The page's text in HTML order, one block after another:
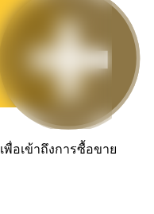
เพื่อเข้าถึงการซื้อขาย